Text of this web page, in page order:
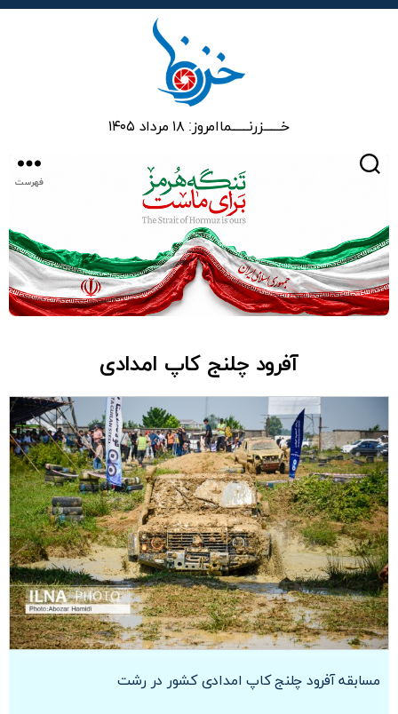
خـــــــزرنـــــــماامروز: ۱۸ مرداد ۱۴۰۵
فهرست
آفرود چلنج کاپ امدادی
مسابقه آفرود چلنج کاپ امدادی کشور در رشت